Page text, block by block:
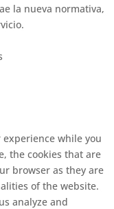
la nueva normativa,
while you
the cookies that are
browser as they are
of the website.
analyze and